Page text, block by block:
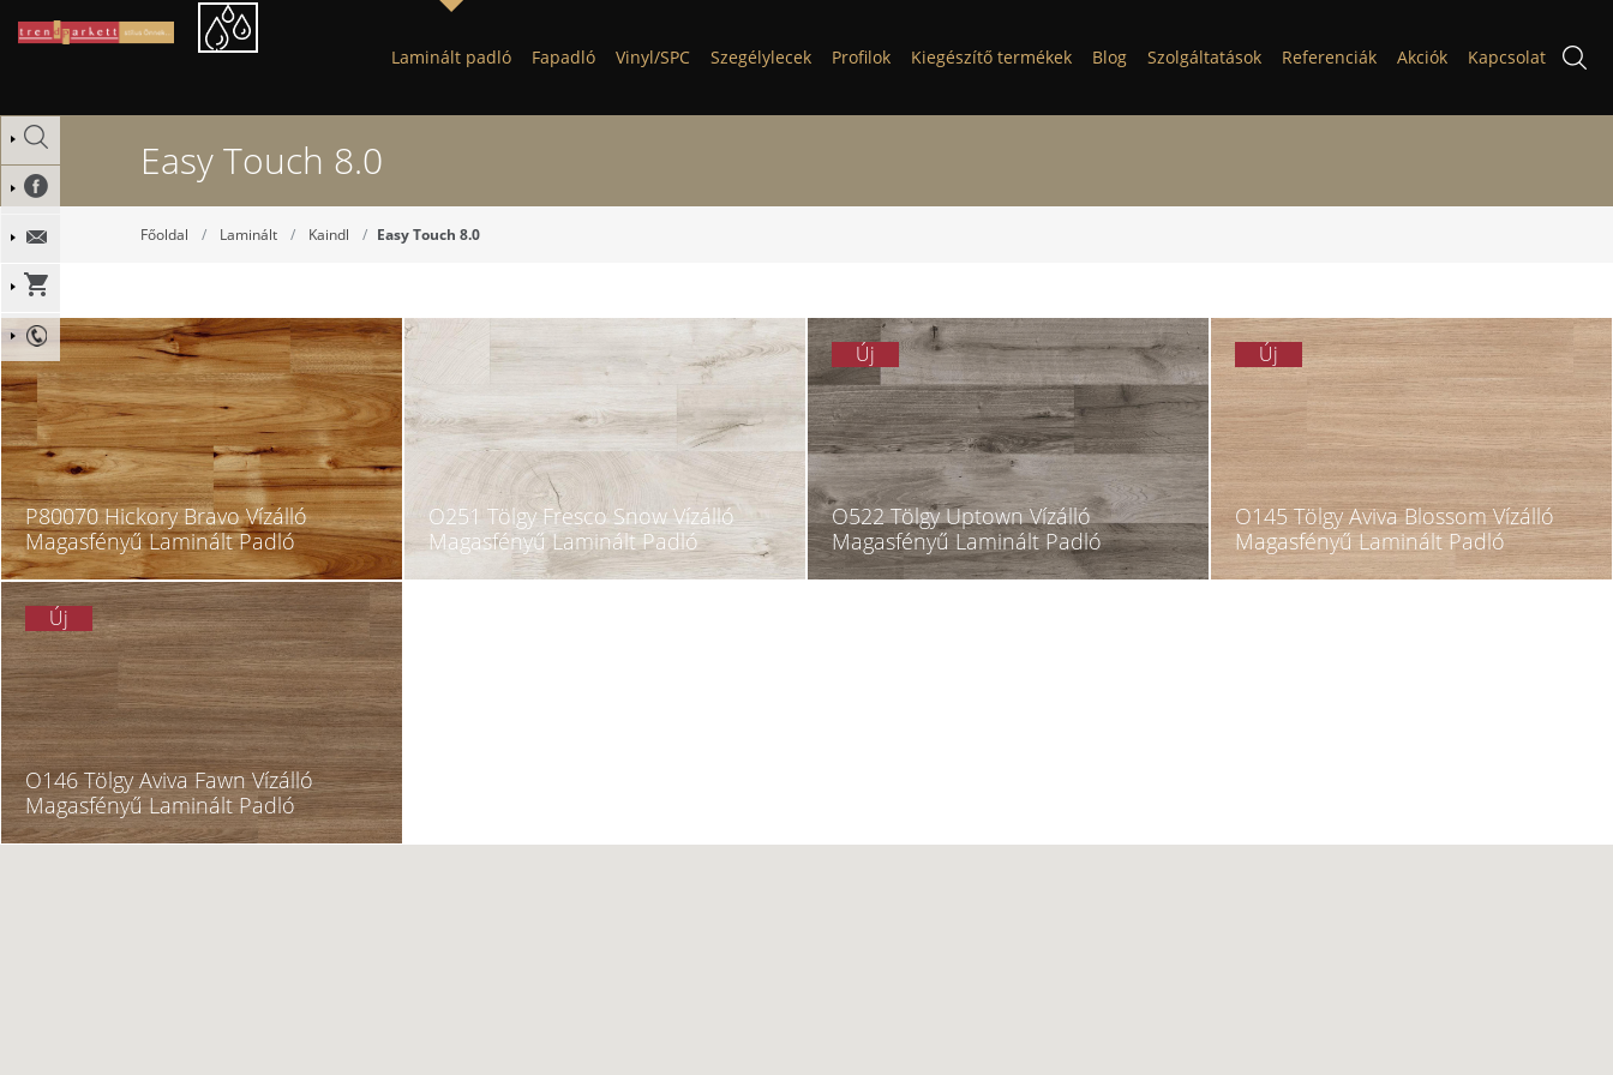
Laminált padló Fapadló Vinyl/SPC Szegélylecek Profilok Kiegészítő termékek Blog Szolgáltatások Referenciák Akciók Kapcsolat
Easy Touch 8.0
Főoldal Laminált Kaindl Easy Touch 8.0
P80070 Hickory Bravo Vízálló
Magasfényű Laminált Padló
O251 Tölgy Fresco Snow Vízálló
Magasfényű Laminált Padló
Új
O522 Tölgy Uptown Vízálló
Magasfényű Laminált Padló
Új
O145 Tölgy Aviva Blossom Vízálló
Magasfényű Laminált Padló
Új
O146 Tölgy Aviva Fawn Vízálló
Magasfényű Laminált Padló